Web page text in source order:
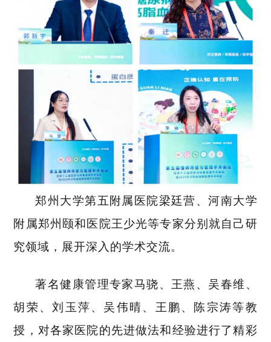
郑州大学第五附属医院梁廷营、河南大学
附属郑州颐和医院王少光等专家分别就自己研
究领域，展开深入的学术交流。
著名健康管理专家马骁、王燕、吴春维、
胡荣、刘玉萍、吴伟晴、王鹏、陈宗涛等教
授，对各家医院的先进做法和经验进行了精彩